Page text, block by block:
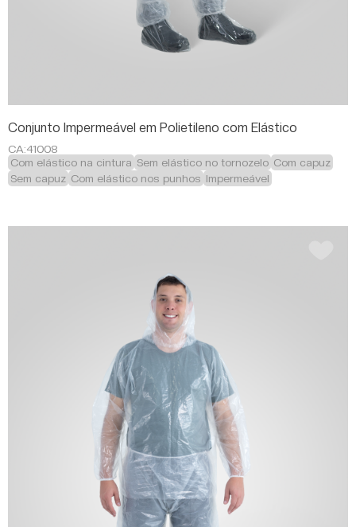
Conjunto Impermeável em Polietileno com Elástico
CA:41008
Com elástico na cintura Sem elástico no tornozelo Com capuz
Sem capuz Com elástico nos punhos Impermeável